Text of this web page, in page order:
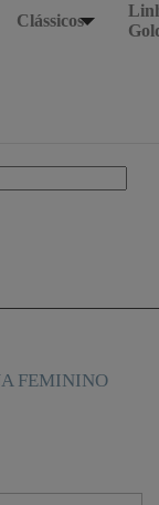
Clássicos
FEMININO